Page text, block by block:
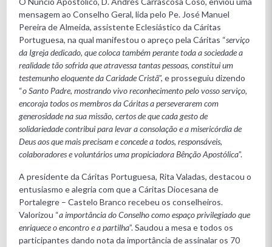
mensagem ao Conselho Geral, lida pelo Pe. José Manuel
Pereira de Almeida, assistente Eclesiástico da Cáritas
Portuguesa, na qual manifestou o apreço pela Cáritas “serviço
da Igreja dedicado, que coloca também perante toda a sociedade a
realidade tão sofrida que atravessa tantas pessoas, constitui um
testemunho eloquente da Caridade Cristã”, e prosseguiu dizendo
“o Santo Padre, mostrando vivo reconhecimento pelo vosso serviço,
encoraja todos os membros da Cáritas a perseverarem com
generosidade na sua missão, certos de que cada gesto de
solidariedade contribui para levar a consolação e a misericórdia de
Deus aos que mais precisam e concede a todos, responsáveis,
colaboradores e voluntários uma propiciadora Bênção Apostólica”.
A presidente da Cáritas Portuguesa, Rita Valadas, destacou o
entusiasmo e alegria com que a Cáritas Diocesana de
Portalegre – Castelo Branco recebeu os conselheiros.
Valorizou “a importância do Conselho como espaço privilegiado que
enriquece o encontro e a partilha”. Saudou a mesa e todos os
participantes dando nota da importância de assinalar os 70